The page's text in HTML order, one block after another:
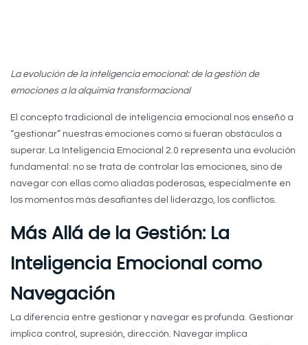
La evolución de la inteligencia emocional: de la gestión de
emociones a la alquimia transformacional
El concepto tradicional de inteligencia emocional nos enseñó a
“gestionar” nuestras emociones como si fueran obstáculos a
superar. La Inteligencia Emocional 2.0 representa una evolución
fundamental: no se trata de controlar las emociones, sino de
navegar con ellas como aliadas poderosas, especialmente en
los momentos más desafiantes del liderazgo, los conflictos.
Más Allá de la Gestión: La
Inteligencia Emocional como
Navegación
La diferencia entre gestionar y navegar es profunda. Gestionar
implica control, supresión, dirección. Navegar implica